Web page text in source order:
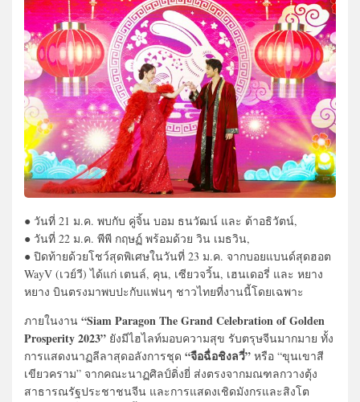
● วันที่ 21 ม.ค. พบกับ คู่จิ้น บอม ธนวัฒน์ และ ต้าอธิวัตน์,
● วันที่ 22 ม.ค. พีพี กฤษฏ์ พร้อมด้วย วิน เมธวิน,
● ปิดท้ายด้วยโชว์สุดพิเศษในวันที่ 23 ม.ค. จากบอยแบนด์สุดฮอต
WayV (เวย์วี) ได้แก่ เตนล์, คุน, เซียวจวิ้น, เฮนเดอรี่ และ หยาง
หยาง บินตรงมาพบปะกับแฟนๆ ชาวไทยที่งานนี้โดยเฉพาะ
ภายในงาน “Siam Paragon The Grand Celebration of Golden
Prosperity 2023” ยังมีไฮไลท์มอบความสุข รับตรุษจีนมากมาย ทั้ง
การแสดงนาฏลีลาสุดอลังการชุด “จือฉื่อชิงลวี่” หรือ “ขุนเขาสี
เขียวคราม” จากคณะนาฏศิลป์ติ่งยี่ ส่งตรงจากมณฑลกวางตุ้ง
สาธารณรัฐประชาชนจีน และการแสดงเชิดมังกรและสิงโต